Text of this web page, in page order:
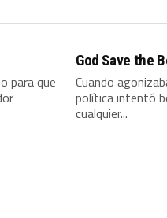
para que
God Save the
Cuando
política intentó
cualquier...